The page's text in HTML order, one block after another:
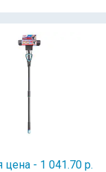
цена - 1 041.70 р.